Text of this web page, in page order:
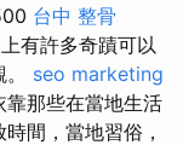
台中 整骨
有許多奇蹟可以
seo marketing
靠那些在當地生活
間，當地習俗，